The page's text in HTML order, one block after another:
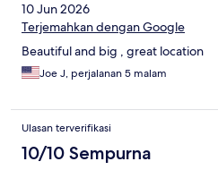
10 Jun 2026
Terjemahkan dengan Google
Beautiful and big , great location
Joe J, perjalanan 5 malam
Ulasan terverifikasi
10/10 Sempurna